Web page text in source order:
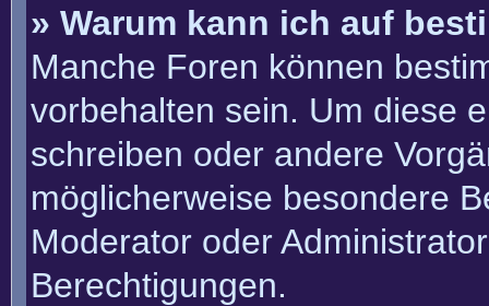
» Warum kann ich auf
Manche Foren können
vorbehalten sein. Um diese
schreiben oder andere
möglicherweise besondere
Moderator oder
Berechtigungen.